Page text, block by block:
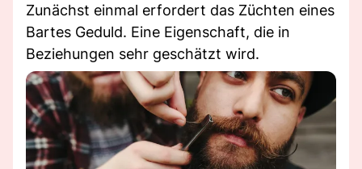
Zunächst einmal erfordert das Züchten eines
Bartes Geduld. Eine Eigenschaft, die in
Beziehungen sehr geschätzt wird.